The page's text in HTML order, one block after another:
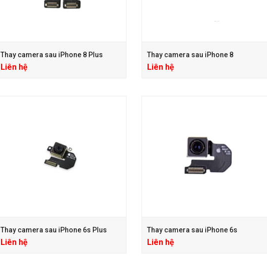
Thay camera sau iPhone 8 Plus
Liên hệ
Thay camera sau iPhone 8
Liên hệ
Thay camera sau iPhone 6s Plus
Liên hệ
Thay camera sau iPhone 6s
Liên hệ